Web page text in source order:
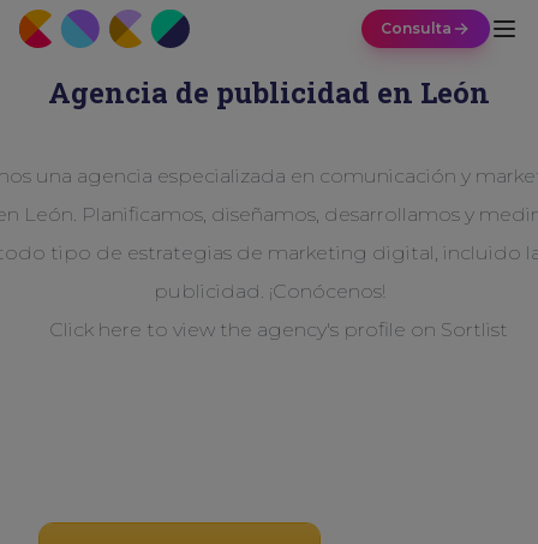
Consulta
Agencia de publicidad en León
una agencia especializada en comunicación y
León. Planificamos, diseñamos, desarrollamos y
tipo de estrategias de marketing digital, incluido
publicidad. ¡Conócenos!